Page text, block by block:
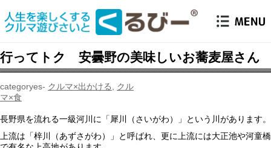
行ってトク 安曇野の美味しいお蕎麦屋さん
クルマ×出かける
クル
マ×食
長野県を流れる一級河川に「犀川（さいがわ）」という川があります。
上流は「梓川（あずさがわ）」と呼ばれ、更に上流には大正池や河童橋